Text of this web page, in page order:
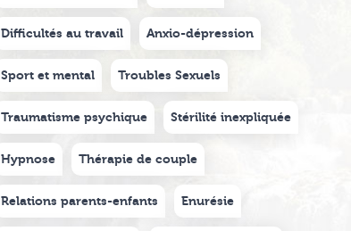
Difficultés au travail Anxio-dépression
Sport et mental Troubles Sexuels
Traumatisme psychique Stérilité inexpliquée
Hypnose Thérapie de couple
Relations parents-enfants Enurésie